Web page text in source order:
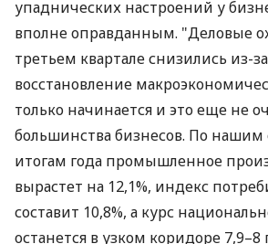
упаднических настроений у
вполне оправданным. "Деловые
третьем квартале снизились из-
восстановление
только начинается и это еще не
большинства бизнесов. По
итогам года промышленное
вырастет на 12,1%, индекс
составит 10,8%, а курс
останется в узком коридоре 7,9–8